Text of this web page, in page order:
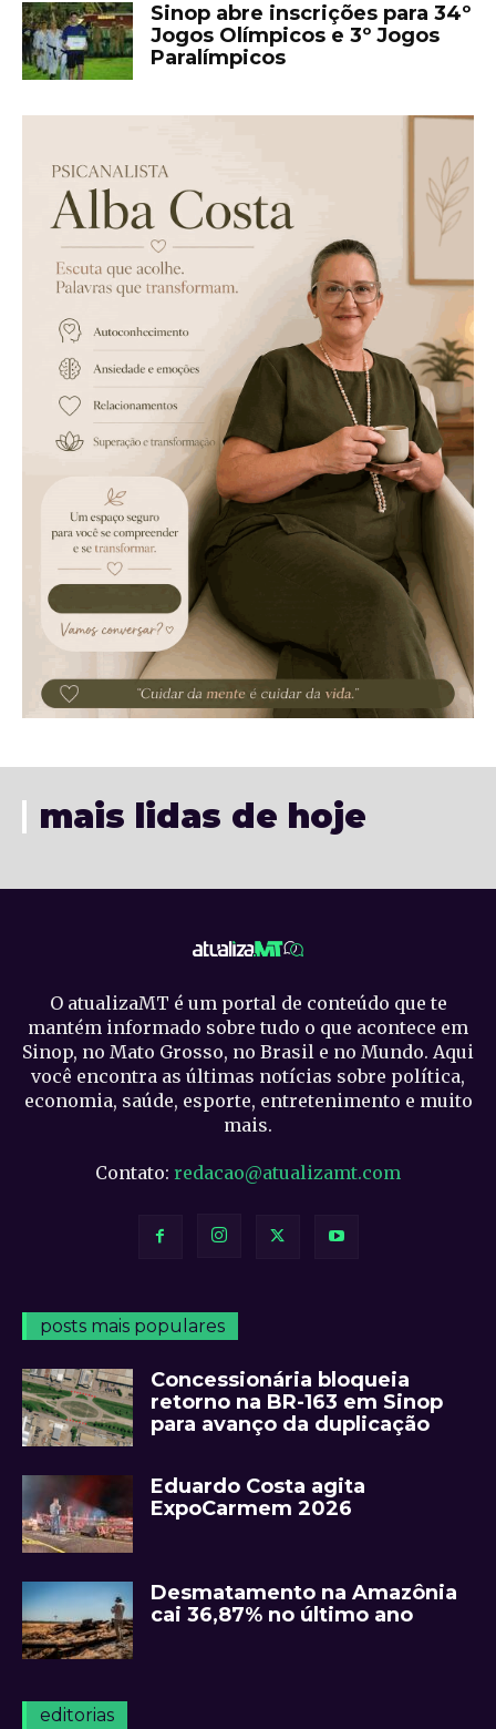
Sinop abre inscrições para 34º
Jogos Olímpicos e 3º Jogos
Paralímpicos
mais lidas de hoje
O atualizaMT é um portal de conteúdo que te
mantém informado sobre tudo o que acontece em
Sinop, no Mato Grosso, no Brasil e no Mundo. Aqui
você encontra as últimas notícias sobre política,
economia, saúde, esporte, entretenimento e muito
mais.
Contato: redacao@atualizamt.com
posts mais populares
Concessionária bloqueia
retorno na BR-163 em Sinop
para avanço da duplicação
Eduardo Costa agita
ExpoCarmem 2026
Desmatamento na Amazônia
cai 36,87% no último ano
editorias